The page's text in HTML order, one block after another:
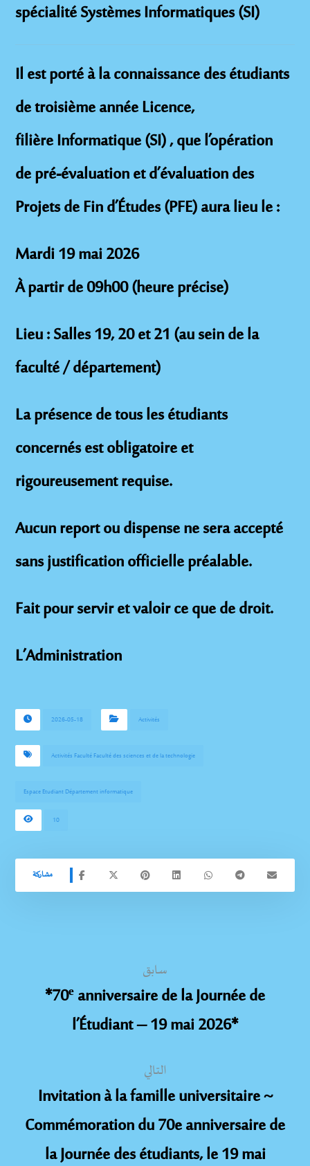
spécialité Systèmes Informatiques (SI)
Il est porté à la connaissance des étudiants
de troisième année Licence,
filièreInformatique (SI), que l’opération
depré-évaluation et d’évaluation des
Projets de Fin d’Études (PFE)aura lieu le :
Mardi 19 mai 2026
À partir de 09h00 (heure précise)
Lieu :Salles19, 20 et 21 (au sein de la
faculté / département)
La présence detous les étudiants
concernésestobligatoireet
rigoureusement requise.
Aucun report ou dispense ne sera accepté
sans justification officielle préalable.
Fait pour servir et valoir ce que de droit.
L’Administration
2026-05-18 Activités
Activités Faculté Faculté des sciences et de la technologie
Espace Etudiant Département informatique
10
سابق
*70ᵉ anniversaire de la Journée de
l’Étudiant – 19 mai 2026*
التالي
Invitation à la famille universitaire ~
Commémoration du 70e anniversaire de
la Journée des étudiants, le 19 mai